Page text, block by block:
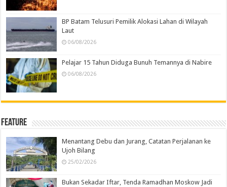
BP Batam Telusuri Pemilik Alokasi Lahan di Wilayah
Laut
06/08/2026
Pelajar 15 Tahun Diduga Bunuh Temannya di Nabire
06/08/2026
Feature
Menantang Debu dan Jurang, Catatan Perjalanan ke
Ujoh Bilang
25/02/2026
Bukan Sekadar Iftar, Tenda Ramadhan Moskow Jadi